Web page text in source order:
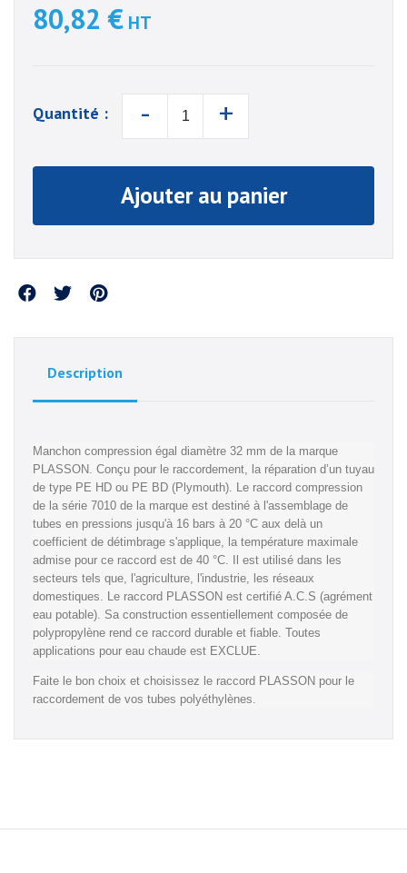
80,82 € HT
Quantité : - +
Ajouter au panier
Partager
Description
Manchon compression égal diamètre 32 mm de la marque
PLASSON. Conçu pour le raccordement, la réparation d’un tuyau
de type PE HD ou PE BD (Plymouth). Le raccord compression
de la série 7010 de la marque est destiné à l'assemblage de
tubes en pressions jusqu'à 16 bars à 20 °C aux delà un
coefficient de détimbrage s'applique, la température maximale
admise pour ce raccord est de 40 °C. Il est utilisé dans les
secteurs tels que, l'agriculture, l'industrie, les réseaux
domestiques. Le raccord PLASSON est certifié A.C.S (agrément
eau potable). Sa construction essentiellement composée de
polypropylène rend ce raccord durable et fiable. Toutes
applications pour eau chaude est EXCLUE.
Faite le bon choix et choisissez le raccord PLASSON pour le
raccordement de vos tubes polyéthylènes.